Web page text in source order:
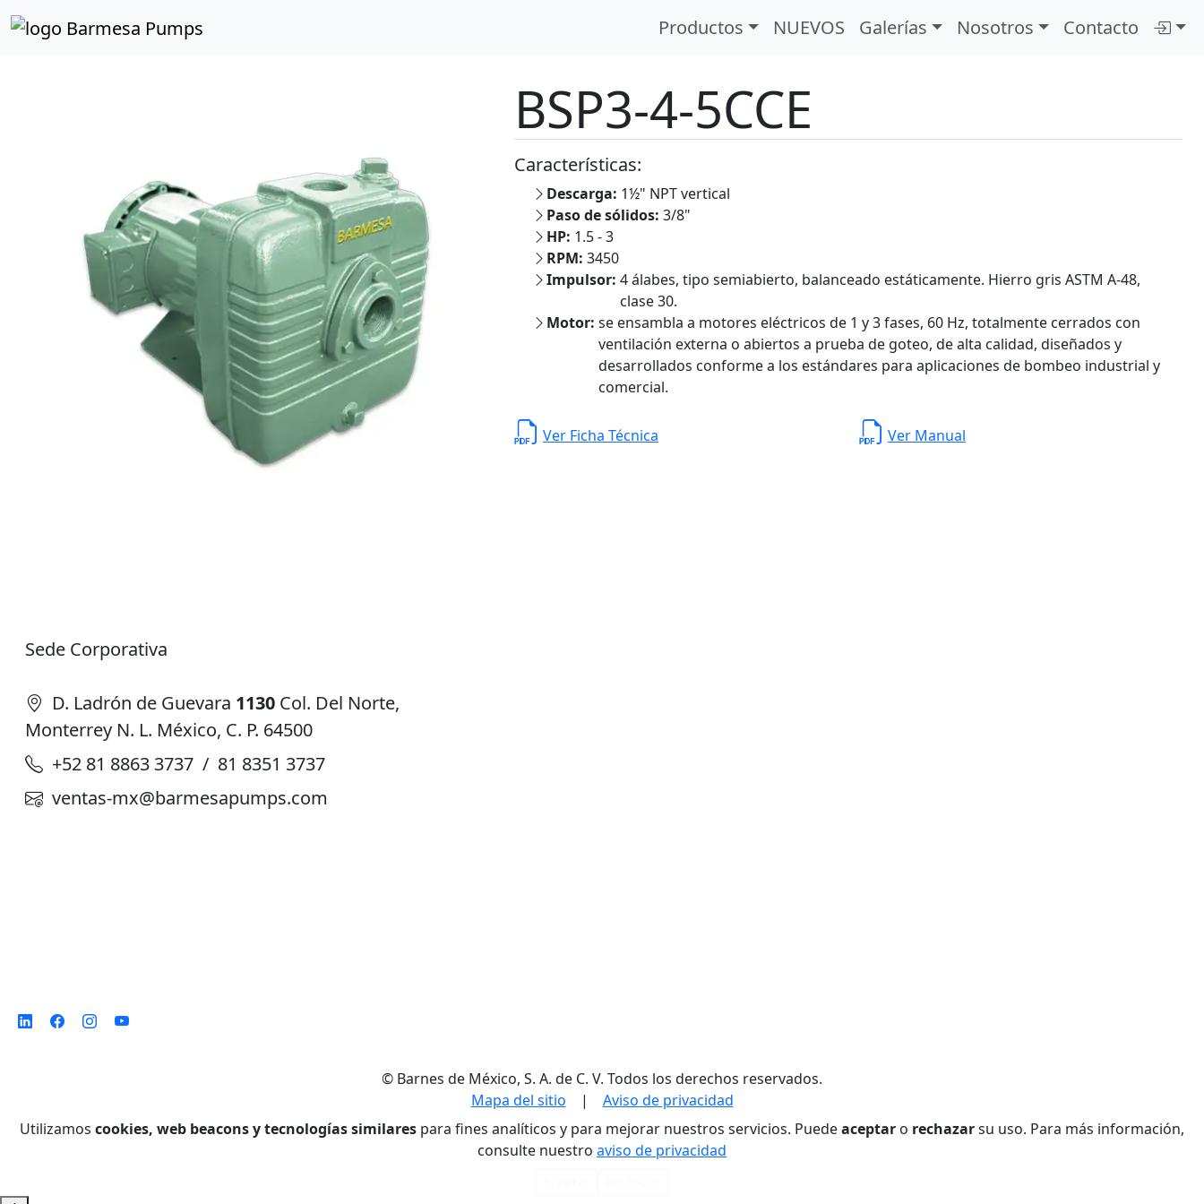
Productos NUEVOS Galerías Nosotros Contacto
Inicio Catálogo de Productos
Previous
BSP3-4-5CCE
Características:
Descarga: 1½" NPT vertical
Paso de sólidos: 3/8"
HP: 1.5 - 3
RPM: 3450
Impulsor: 4 álabes, tipo semiabierto, balanceado estáticamente. Hierro gris ASTM A-48,
clase 30.
Motor: se ensambla a motores eléctricos de 1 y 3 fases, 60 Hz, totalmente cerrados con
ventilación externa o abiertos a prueba de goteo, de alta calidad, diseñados y
desarrollados conforme a los estándares para aplicaciones de bombeo industrial y
comercial.
Ver Ficha Técnica Ver Manual
Sede Corporativa
D. Ladrón de Guevara 1130 Col. Del Norte,
Monterrey N. L. México, C. P. 64500
+52 81 8863 3737 / 81 8351 3737
ventas-mx@barmesapumps.com
© Barnes de México, S. A. de C. V. Todos los derechos reservados.
Mapa del sitio | Aviso de privacidad
Utilizamos cookies, web beacons y tecnologías similares para fines analíticos y para mejorar nuestros servicios. Puedeaceptar o rechazarsu uso. Para más información,
consulte nuestro aviso de privacidad